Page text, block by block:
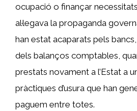
ocupació o finançar
al·legava la propaganda
han estat acaparats pels
dels balanços comptables,
prestats novament a l’Estat a
pràctiques d’usura que han
paguem entre totes.